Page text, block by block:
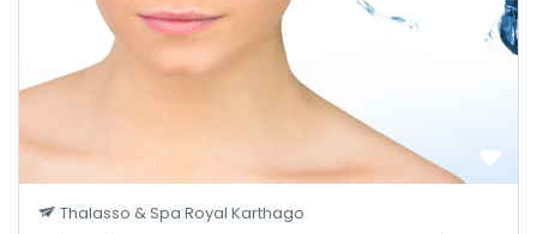
Thalasso & Spa Royal Karthago